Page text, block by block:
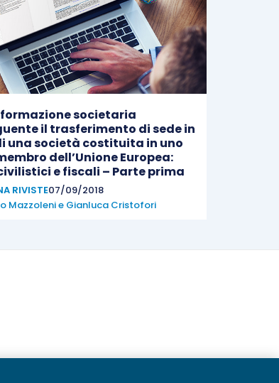
societaria
il trasferimento di sede in
una società costituita in uno
dell’Unione Europea:
e fiscali – Parte prima
RIVISTE07/09/2018
Mazzolenie Gianluca Cristofori